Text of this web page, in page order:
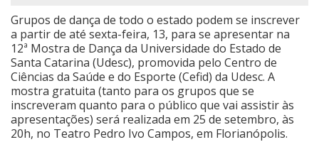
Guia de Serviços
Anuncie
Cinema
Grupos de dança de todo o estado podem se inscrever
a partir de até sexta-feira, 13, para se apresentar na
12ª Mostra de Dança da Universidade do Estado de
Santa Catarina (Udesc), promovida pelo Centro de
Ciências da Saúde e do Esporte (Cefid) da Udesc. A
mostra gratuita (tanto para os grupos que se
inscreveram quanto para o público que vai assistir às
apresentações) será realizada em 25 de setembro, às
20h, no Teatro Pedro Ivo Campos, em Florianópolis.